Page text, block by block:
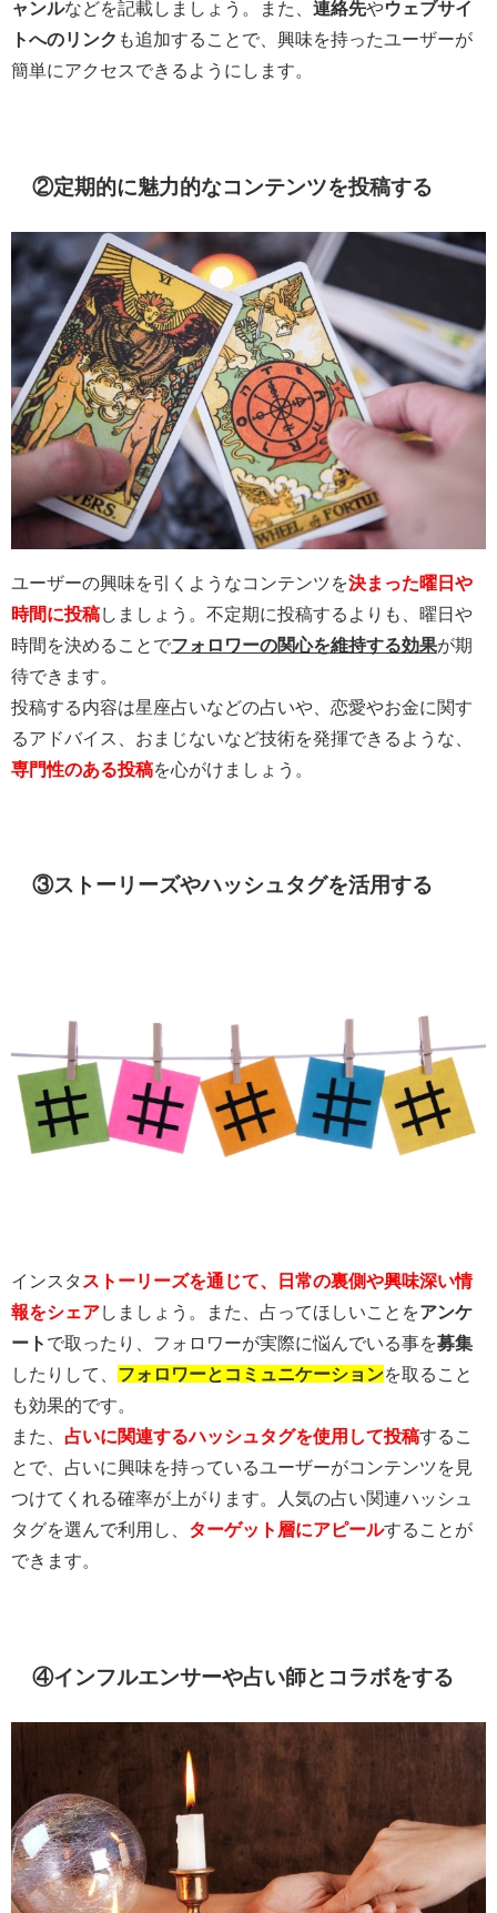
ャンルなどを記載しましょう。また、 連絡先やウェブサイ
トへのリンク も追加することで、興味を持ったユーザーが
簡単にアクセスできるようにします。
②定期的に魅力的なコンテンツを投稿する
ユーザーの興味を引くようなコンテンツを決まった曜日や
時間に投稿しましょう。不定期に投稿するよりも、曜日や
時間を決めることでフォロワーの関心を維持する効果が期
待できます。
投稿する内容は星座占いなどの占いや、恋愛やお金に関す
るアドバイス、おまじないなど技術を発揮できるような、
専門性のある投稿を心がけましょう。
③ストーリーズやハッシュタグを活用する
インスタ ストーリーズを通じて、日常の裏側や興味深い情
報をシェアしましょう。また、占ってほしいことをアンケ
ート で取ったり、フォロワーが実際に悩んでいる事を募集
したりして、 フォロワーとコミュニケーションを取ること
も効果的です。
また、 占いに関連するハッシュタグを使用して投稿するこ
とで、占いに興味を持っているユーザーがコンテンツを見
つけてくれる確率が上がります。人気の占い関連ハッシュ
タグを選んで利用し、 ターゲット層にアピールすることが
できます。
④インフルエンサーや占い師とコラボをする